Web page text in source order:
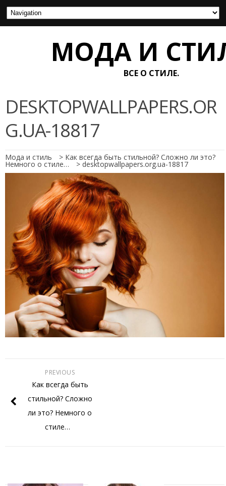
МОДА И
ВСЕ О СТИЛЕ.
DESKTOPWALLPAPERS.OR
G.UA-18817
Мода и стиль > Как всегда быть стильной? Сложно ли это?
Немного о стиле… > desktopwallpapers.org.ua-18817
PREVIOUS
Как всегда быть
стильной? Сложно
ли это? Немного о
стиле…